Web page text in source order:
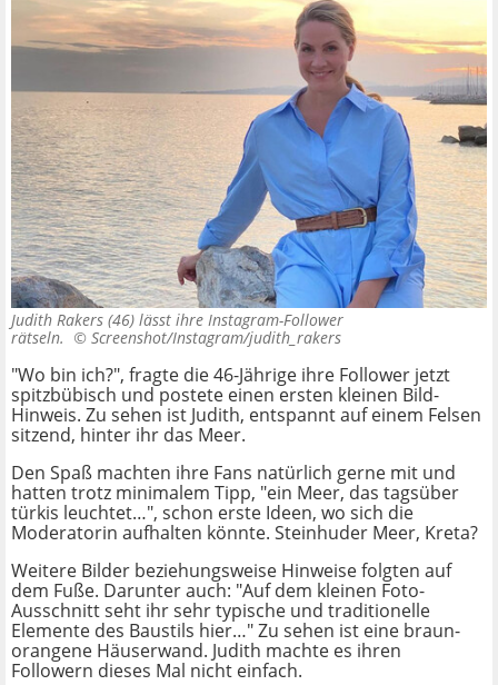
Judith Rakers (46) lässt ihre Instagram-Follower
rätseln. © Screenshot/Instagram/judith_rakers
"Wo bin ich?", fragte die 46-Jährige ihre Follower jetzt
spitzbübisch und postete einen ersten kleinen Bild-
Hinweis. Zu sehen ist Judith, entspannt auf einem Felsen
sitzend, hinter ihr das Meer.
Den Spaß machten ihre Fans natürlich gerne mit und
hatten trotz minimalem Tipp, "ein Meer, das tagsüber
türkis leuchtet…", schon erste Ideen, wo sich die
Moderatorin aufhalten könnte. Steinhuder Meer, Kreta?
Weitere Bilder beziehungsweise Hinweise folgten auf
dem Fuße. Darunter auch: "Auf dem kleinen Foto-
Ausschnitt seht ihr sehr typische und traditionelle
Elemente des Baustils hier…" Zu sehen ist eine braun-
orangene Häuserwand. Judith machte es ihren
Followern dieses Mal nicht einfach.